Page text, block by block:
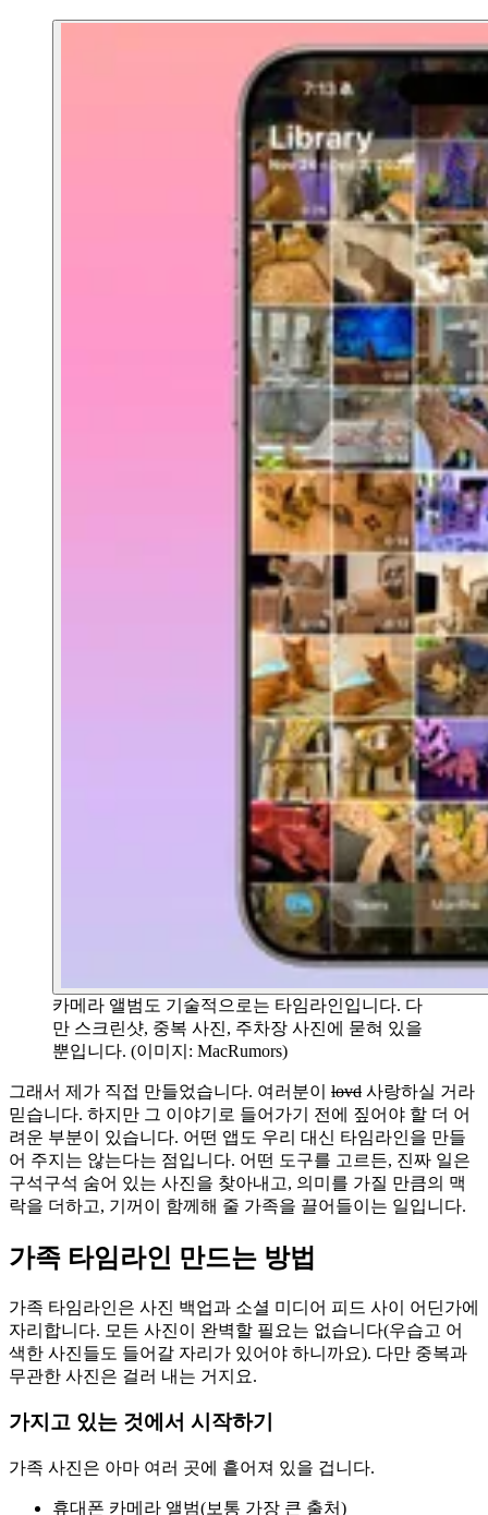
카메라 앨범도 기술적으로는 타임라인입니다. 다
만 스크린샷, 중복 사진, 주차장 사진에 묻혀 있을
뿐입니다. (이미지: MacRumors)
그래서 제가 직접 만들었습니다. 여러분이 lovd 사랑하실 거라
믿습니다. 하지만 그 이야기로 들어가기 전에 짚어야 할 더 어
려운 부분이 있습니다. 어떤 앱도 우리 대신 타임라인을 만들
어 주지는 않는다는 점입니다. 어떤 도구를 고르든, 진짜 일은
구석구석 숨어 있는 사진을 찾아내고, 의미를 가질 만큼의 맥
락을 더하고, 기꺼이 함께해 줄 가족을 끌어들이는 일입니다.
가족 타임라인 만드는 방법
가족 타임라인은 사진 백업과 소셜 미디어 피드 사이 어딘가에
자리합니다. 모든 사진이 완벽할 필요는 없습니다(우습고 어
색한 사진들도 들어갈 자리가 있어야 하니까요). 다만 중복과
무관한 사진은 걸러 내는 거지요.
가지고 있는 것에서 시작하기
가족 사진은 아마 여러 곳에 흩어져 있을 겁니다.
휴대폰 카메라 앨범(보통 가장 큰 출처)